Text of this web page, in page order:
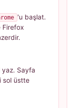
'u başlat.
Firefox
yaz. Sayfa
sol üstte